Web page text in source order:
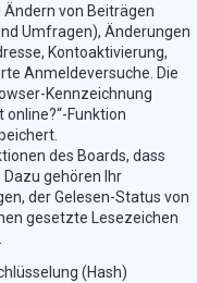
von Beiträgen
Umfragen), Änderungen
Kontoaktivierung,
Anmeldeversuche. Die
Kennzeichnung
online?“-Funktion
des Boards, dass
gehören Ihr
der Gelesen-Status von
gesetzte Lesezeichen
(Hash)